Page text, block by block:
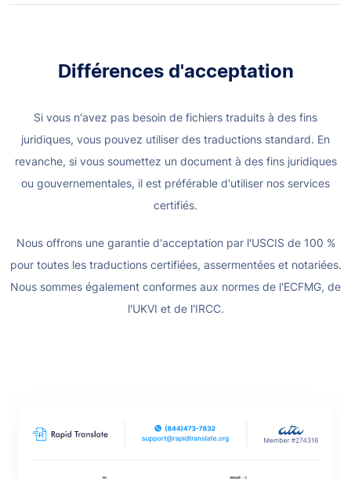
Différences d'acceptation
Si vous n'avez pas besoin de fichiers traduits à des fins
juridiques, vous pouvez utiliser des traductions standard. En
revanche, si vous soumettez un document à des fins juridiques
ou gouvernementales, il est préférable d'utiliser nos services
certifiés.
Nous offrons une garantie d'acceptation par l'USCIS de 100 %
pour toutes les traductions certifiées, assermentées et notariées.
Nous sommes également conformes aux normes de l'ECFMG, de
l'UKVI et de l'IRCC.